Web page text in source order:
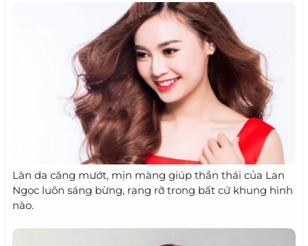
Làn da căng mướt, mịn màng giúp thần thái của Lan
Ngọc luôn sáng bừng, rạng rỡ trong bất cứ khung hình
nào.